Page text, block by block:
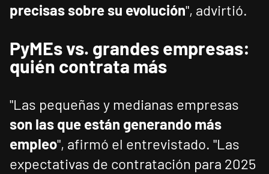
precisas sobre su evolución", advirtió.
PyMEs vs. grandes empresas:
quién contrata más
"Las pequeñas y medianas empresas
son las que están generando más
empleo", afirmó el entrevistado. "Las
expectativas de contratación para 2025